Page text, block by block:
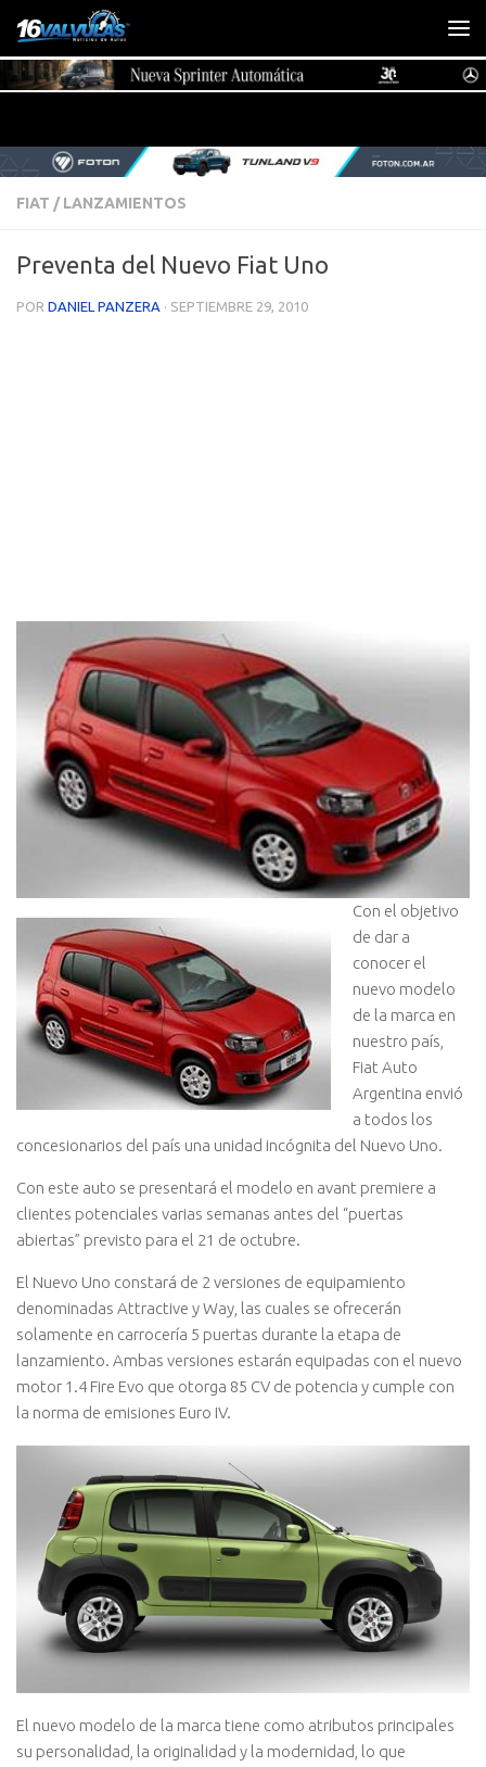
Saltar al contenido
FIAT / LANZAMIENTOS
Preventa del Nuevo Fiat Uno
POR DANIEL PANZERA · SEPTIEMBRE 29, 2010
Con el objetivo
de dar a
conocer el
nuevo modelo
de la marca en
nuestro país,
Fiat Auto
Argentina envió
a todos los
concesionarios del país una unidad incógnita del Nuevo Uno.
Con este auto se presentará el modelo en avant premiere a
clientes potenciales varias semanas antes del “puertas
abiertas” previsto para el 21 de octubre.
El Nuevo Uno constará de 2 versiones de equipamiento
denominadas Attractive y Way, las cuales se ofrecerán
solamente en carrocería 5 puertas durante la etapa de
lanzamiento. Ambas versiones estarán equipadas con el nuevo
motor 1.4 Fire Evo que otorga 85 CV de potencia y cumple con
la norma de emisiones Euro IV.
El nuevo modelo de la marca tiene como atributos principales
su personalidad, la originalidad y la modernidad, lo que